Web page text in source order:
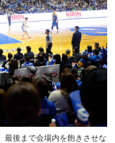
最後まで会場内を飽きさせな